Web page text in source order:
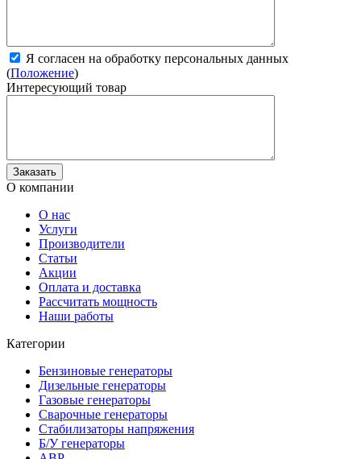
Я согласен на обработку персональных данных
(Положение)
Интересующий товар
О компании
О нас
Услуги
Производители
Статьи
Акции
Оплата и доставка
Рассчитать мощность
Наши работы
Категории
Бензиновые генераторы
Дизельные генераторы
Газовые генераторы
Сварочные генераторы
Стабилизаторы напряжения
Б/У генераторы